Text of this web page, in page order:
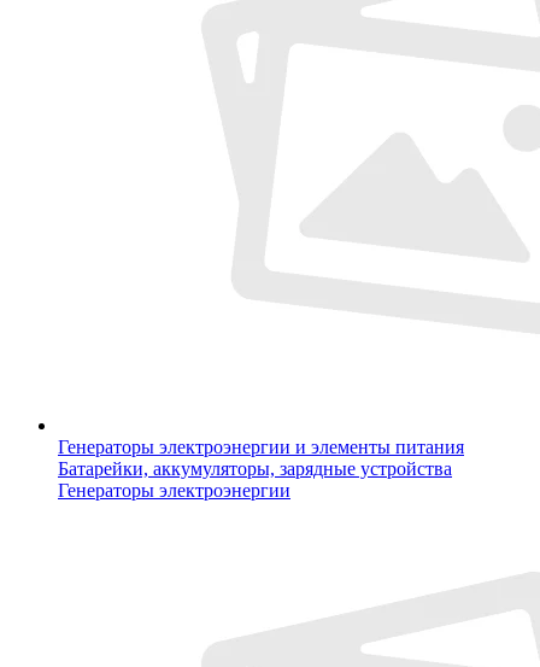
Генераторы электроэнергии и элементы питания
Батарейки, аккумуляторы, зарядные устройства
Генераторы электроэнергии